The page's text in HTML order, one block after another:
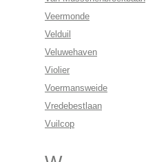
Veermonde
Velduil
Veluwehaven
Violier
Voermansweide
Vredebestlaan
Vuilcop